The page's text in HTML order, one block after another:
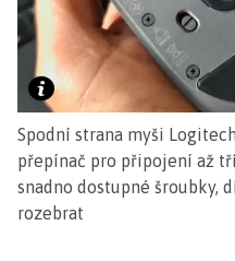
Spodní strana myši
přepínač pro připojení až
snadno dostupné šroubky,
rozebrat